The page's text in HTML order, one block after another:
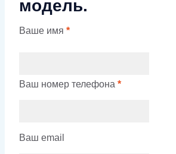
модель.
Ваше имя *
Ваш номер телефона *
Ваш email